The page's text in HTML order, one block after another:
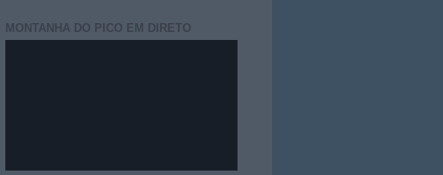
MONTANHA DO PICO EM DIRETO